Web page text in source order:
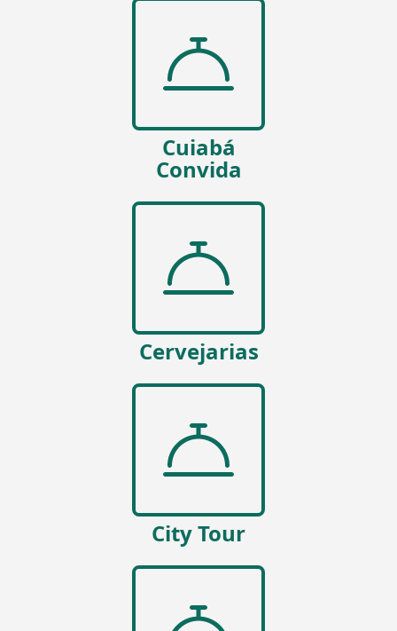
Cuiabá
Convida
Cervejarias
City Tour